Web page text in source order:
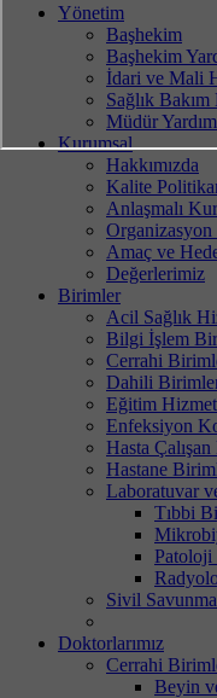
Yönetim
Başhekim
Başhekim
İdari ve Mali
Sağlık
Müdür
Kurumsal
Hakkımızda
Kalite
Anlaşmalı
Organizasyon
Amaç ve
Değerlerimiz
Birimler
Acil Sağlık
Bilgi İşlem
Cerrahi
Dahili
Eğitim
Enfeksiyon
Hasta
Hastane
Laboratuvar
Tıbbi
Patoloji
Sivil
Doktorlarımız
Cerrahi
Beyin